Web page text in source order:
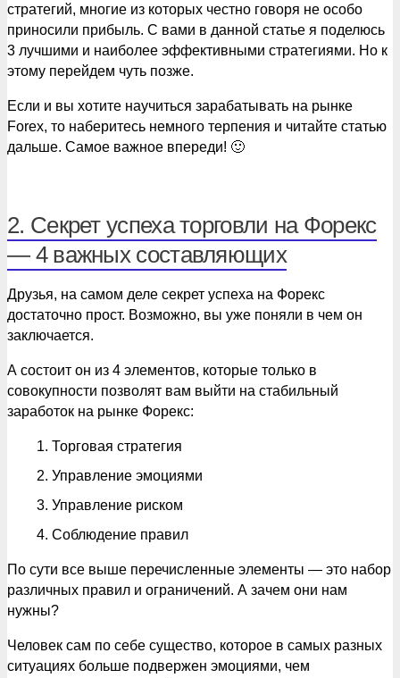
стратегий, многие из которых честно говоря не особо
приносили прибыль. С вами в данной статье я поделюсь
3 лучшими и наиболее эффективными стратегиями. Но к
этому перейдем чуть позже.
Если и вы хотите научиться зарабатывать на рынке
Forex, то наберитесь немного терпения и читайте статью
дальше. Самое важное впереди! 🙂
2. Секрет успеха торговли на Форекс
— 4 важных составляющих
Друзья, на самом деле секрет успеха на Форекс
достаточно прост. Возможно, вы уже поняли в чем он
заключается.
А состоит он из 4 элементов, которые только в
совокупности позволят вам выйти на стабильный
заработок на рынке Форекс:
Торговая стратегия
Управление эмоциями
Управление риском
Соблюдение правил
По сути все выше перечисленные элементы — это набор
различных правил и ограничений. А зачем они нам
нужны?
Человек сам по себе существо, которое в самых разных
ситуациях больше подвержен эмоциями, чем